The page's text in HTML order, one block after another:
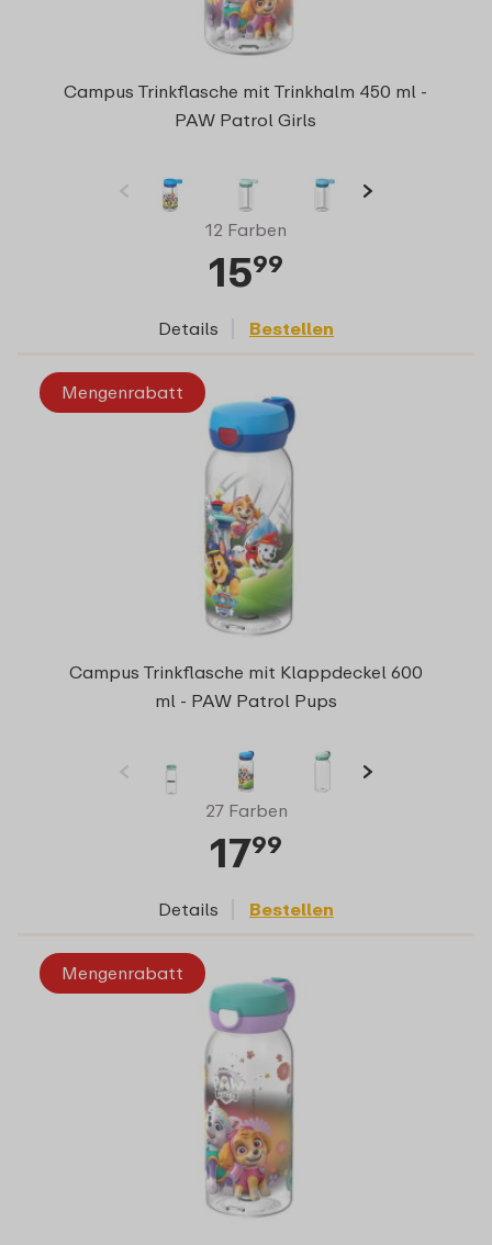
Campus Trinkflasche mit Trinkhalm 450 ml -
PAW Patrol Girls
12 Farben
1599
Details Bestellen
Mengenrabatt
Campus Trinkflasche mit Klappdeckel 600
ml - PAW Patrol Pups
27 Farben
1799
Details Bestellen
Mengenrabatt